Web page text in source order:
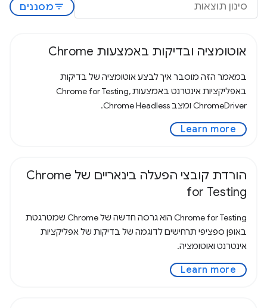
filter_listמסננים
אוטומציה ובדיקות באמצעות Chrome
במאמר הזה מוסבר איך לבצע אוטומציה של בדיקות
באפליקציות אינטרנט באמצעות Chrome for Testing,
ChromeDriver ומצב Chrome Headless.
Learn more
הורדת קובצי הפעלה בינאריים של Chrome
for Testing
Chrome for Testing הוא גרסה חדשה של Chrome שמטרגטת
באופן ספציפי תרחישים לדוגמה של בדיקות של אפליקציות
אינטרנט ואוטומציה.
Learn more